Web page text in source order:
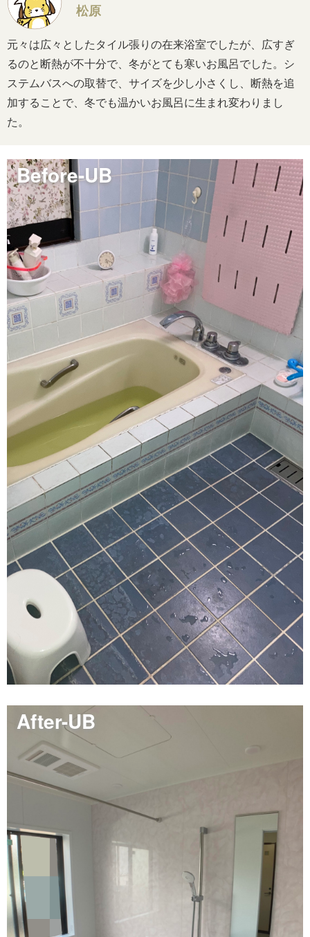
松原
元々は広々としたタイル張りの在来浴室でしたが、広すぎ
るのと断熱が不十分で、冬がとても寒いお風呂でした。シ
ステムバスへの取替で、サイズを少し小さくし、断熱を追
加することで、冬でも温かいお風呂に生まれ変わりまし
た。
Before-UB
After-UB